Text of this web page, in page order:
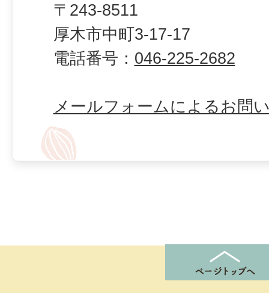
〒243-8511
厚木市中町3-17-17
電話番号： 046-225-2682
メールフォームによるお問